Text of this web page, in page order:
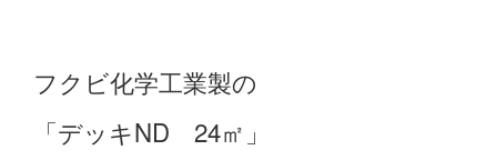
フクビ化学工業製の
「デッキND 24㎡」